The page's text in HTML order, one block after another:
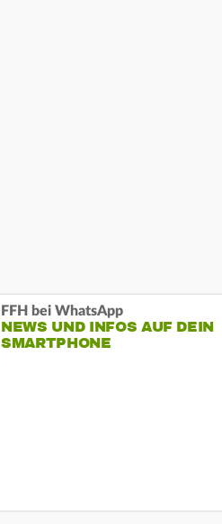
FFH bei WhatsApp
NEWS UND INFOS AUF DEIN
SMARTPHONE